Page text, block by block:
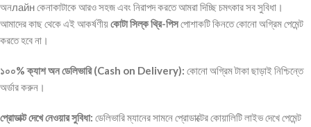
অনлайн কেনাকাটাকে আরও সহজ এবং নিরাপদ করতে আমরা দিচ্ছি চমৎকার সব সুবিধা।
আমাদের কাছ থেকে এই আকর্ষণীয়কোটা সিল্ক থ্রি-পিসপোশাকটি কিনতে কোনো অগ্রিম পেমেন্ট
করতে হবে না।
১০০% ক্যাশ অন ডেলিভারি (Cash on Delivery): কোনো অগ্রিম টাকা ছাড়াই নিশ্চিন্তে
অর্ডার করুন।
প্রোডাক্ট দেখে নেওয়ার সুবিধা: ডেলিভারি ম্যানের সামনে প্রোডাক্টের কোয়ালিটি লাইভ দেখে পেমেন্ট